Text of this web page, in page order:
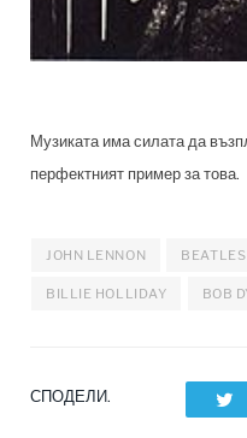
Музиката има силата да
перфектният пример за това.
JOHN LENNON BEATLES
BILLIE HOLLIDAY BOB
СПОДЕЛИ.